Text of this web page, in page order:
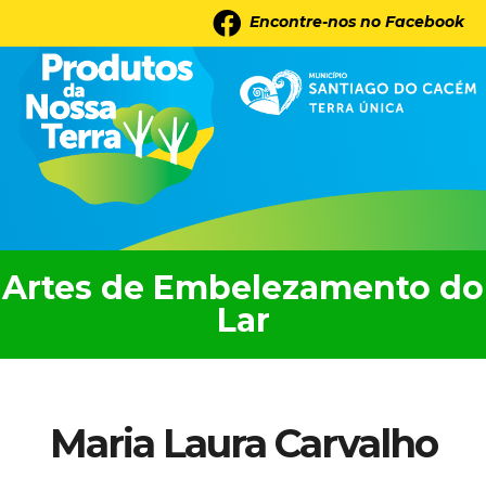
to
content
para
barra
principal
Encontre-nos no Facebook
Artes de Embelezamento do
Lar
Maria Laura Carvalho